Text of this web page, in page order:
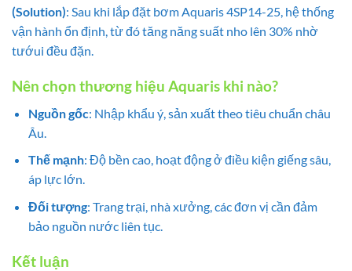
(Solution): Sau khi lắp đặt bơm Aquaris 4SP14-25, hệ thống
vận hành ổn định, từ đó tăng năng suất nho lên 30% nhờ
tướui đều đặn.
Nên chọn thương hiệu Aquaris khi nào?
Nguồn gốc: Nhập khẩu ý, sản xuất theo tiêu chuẩn châu
Âu.
Thế mạnh: Độ bền cao, hoạt động ở điều kiện giếng sâu,
áp lực lớn.
Đối tượng: Trang trại, nhà xưởng, các đơn vị cần đảm
bảo nguồn nước liên tục.
Kết luận